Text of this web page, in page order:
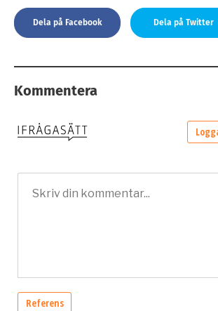
Dela på Facebook Dela på Twitter
Kommentera